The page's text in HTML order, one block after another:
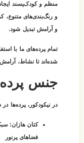
منظم و کودک‌پسند
و رنگ‌بندی‌های متنوع،
و آرامش تبدیل شود.
تمام پرده‌های ما با
شده‌اند تا نشاط، آرامش
جنس پرده
در نیکودکور،
کتان هازان:
فضاهای پرنور